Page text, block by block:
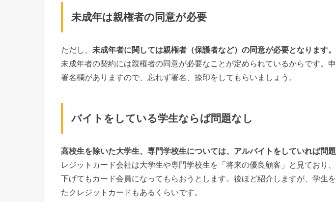
未成年は親権者の同意が必要
ただし、 未成年者に関しては親権者（保護者など）の同意が必要となります。
未成年者の契約には親権者の同意が必要なことが定められているからです。
署名欄がありますので、忘れず署名、捺印をしてもらいましょう。
バイトをしている学生ならば問題なし
高校生を除いた大学生、専門学校生については、アルバイトをしていれば問題
レジットカード会社は大学生や専門学校生を「将来の優良顧客」と見ており
下げてもカード会員になってもらおうとします。後ほど紹介しますが、学生
たクレジットカードもあるくらいです。